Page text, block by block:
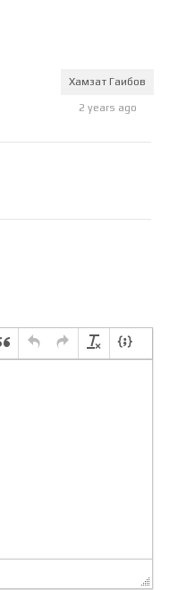
Хамзат Гаибов
2 years ago